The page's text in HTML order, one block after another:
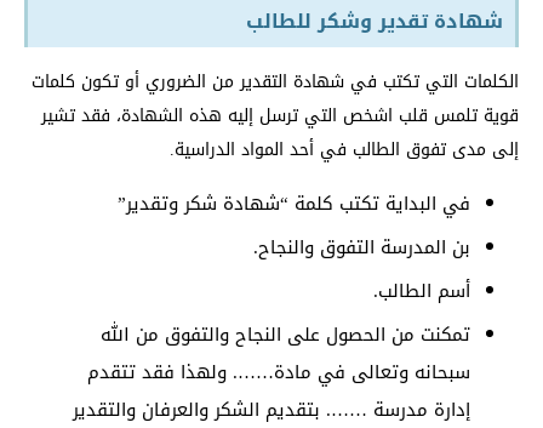
شهادة تقدير وشكر للطالب
الكلمات التي تكتب في شهادة التقدير من الضروري أو تكون كلمات
قوية تلمس قلب اشخص التي ترسل إليه هذه الشهادة، فقد تشير
إلى مدى تفوق الطالب في أحد المواد الدراسية.
في البداية تكتب كلمة “شهادة شكر وتقدير”
بن المدرسة التفوق والنجاح.
أسم الطالب.
تمكنت من الحصول على النجاح والتفوق من الله
سبحانه وتعالى في مادة……. ولهذا فقد تتقدم
إدارة مدرسة ……. بتقديم الشكر والعرفان والتقدير